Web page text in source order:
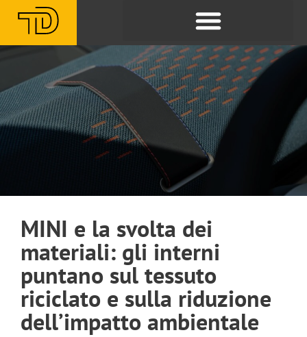
MINI e la svolta dei
materiali: gli interni
puntano sul tessuto
riciclato e sulla riduzione
dell’impatto ambientale